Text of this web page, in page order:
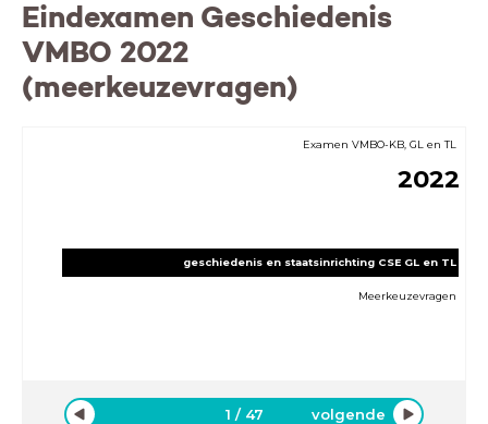
Eindexamen Geschiedenis
VMBO 2022
(meerkeuzevragen)
Examen VMBO-KB, GL en TL
2022
geschiedenis en staatsinrichting CSE GL en TL
Meerkeuzevragen
1 / 47 volgende